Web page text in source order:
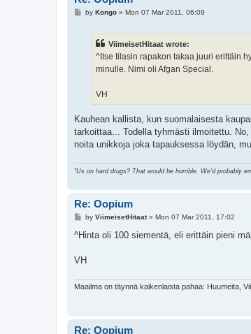
Pby Kongo» Mon 07 Mar 2011, 06:09
ViimeisetHitaat wrote:
^Itse tilasin rapakon takaa juuri erittäin
minulle. Nimi oli Afgan Special.
VH
Kauhean kallista, kun suomalaisesta
tarkoittaa... Todella tyhmästi ilmoitettu.
noita unikkoja joka tapauksessa löydän,
"Us on hard drugs? That would be horrible. We'd probably
Re: Oopium
P
s
by ViimeisetHitaat» Mon 07 Mar 2011, 17:02
^Hinta oli 100 siementä, eli erittäin pieni
VH
Maailma on täynnä kaikenlaista pahaa: Huumeita,
Re: Oopium